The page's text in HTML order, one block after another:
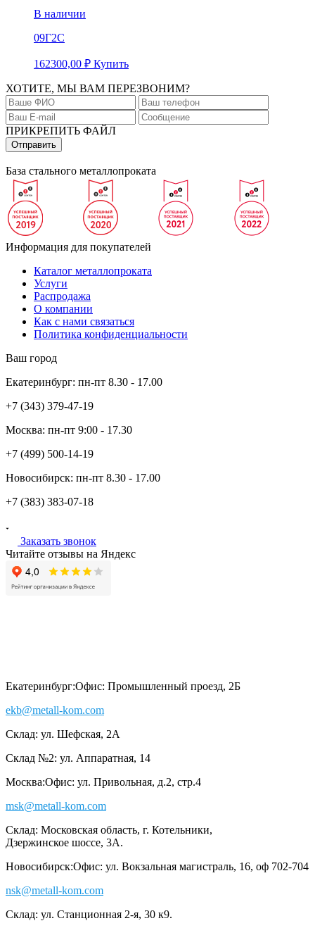
В наличии
09Г2С
162300,00 ₽ Купить
ХОТИТЕ, МЫ ВАМ ПЕРЕЗВОНИМ?
ПРИКРЕПИТЬ ФАЙЛ
База стального металлопроката
Информация для покупателей
Каталог металлопроката
Услуги
Распродажа
О компании
Как с нами связаться
Политика конфиденциальности
Ваш город
Екатеринбург: пн-пт 8.30 - 17.00
+7 (343) 379-47-19
Москва: пн-пт 9:00 - 17.30
+7 (499) 500-14-19
Новосибирск: пн-пт 8.30 - 17.00
+7 (383) 383-07-18
Заказать звонок
Читайте отзывы на Яндекс
Екатеринбург:Офис: Промышленный проезд, 2Б
ekb@metall-kom.com
Склад: ул. Шефская, 2А
Склад №2: ул. Аппаратная, 14
Москва:Офис: ул. Привольная, д.2, стр.4
msk@metall-kom.com
Склад: Московская область, г. Котельники,
Дзержинское шоссе, 3А.
Новосибирск:Офис: ул. Вокзальная магистраль, 16, оф 702-704
nsk@metall-kom.com
Склад: ул. Станционная 2-я, 30 к9.